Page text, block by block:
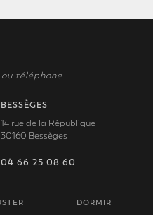
téléphone
BESSÈGES
14 rue de la République
30160 Bessèges
04 66 25 08 60
DORMIR